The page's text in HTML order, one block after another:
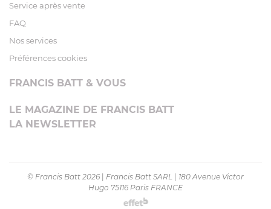
Service après vente
FAQ
Nos services
Préférences cookies
FRANCIS BATT & VOUS
LE MAGAZINE DE FRANCIS BATT
LA NEWSLETTER
© Francis Batt 2026 Francis Batt SARL
180 Avenue Victor
Hugo 75116 Paris FRANCE